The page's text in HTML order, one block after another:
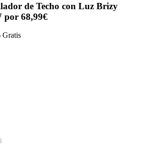
de Techo con Luz Brizy
por 68,99€
Gratis